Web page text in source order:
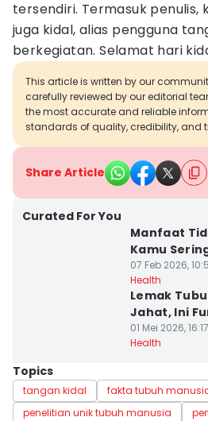
tersendiri. Termasuk penulis,
juga kidal, alias pengguna
berkegiatan. Selamat hari
This article is written by our
carefully reviewed by our editorial
the most accurate and reliable
standards of quality, credibility, and
Share Article
Curated For You
Manfaat
Kamu
07 Feb 2026,
Health
Lemak
Jahat, Ini
01 Mei 2026,
Health
Topics
tangan kidal
fakta tubuh
penelitian unik tubuh manusia